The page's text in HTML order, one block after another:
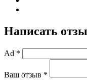
Написать
Ad *
Ваш отзыв *